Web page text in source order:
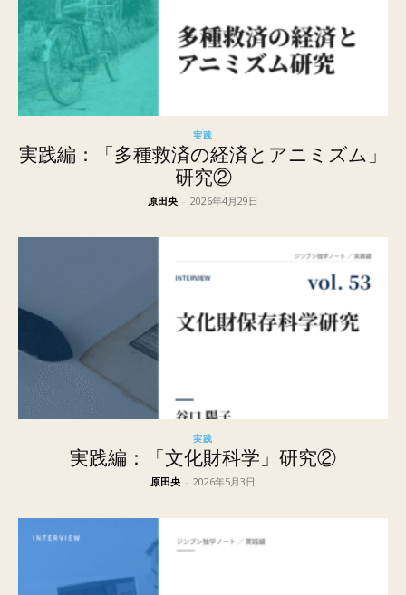
実践
実践編：「多種救済の経済とアニミズム」
研究②
原田央 - 2026年4月29日
実践
実践編：「文化財科学」研究②
原田央 - 2026年5月3日